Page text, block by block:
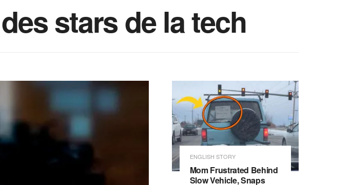
stars de la tech
ENGLISH STORY
Mom Frustrated Behind
Slow Vehicle, Snaps